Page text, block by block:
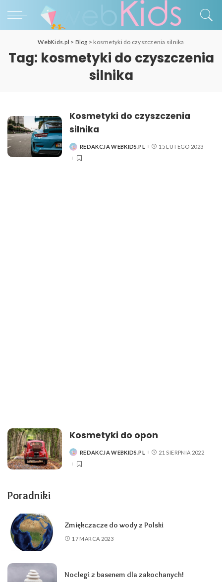
WebKids.pl > Blog > kosmetyki do czyszczenia silnika
Tag: kosmetyki do czyszczenia
silnika
Kosmetyki do czyszczenia
silnika
POSTED
REDAKCJA WEBKIDS.PL 15 LUTEGO 2023
Kosmetyki do opon
POSTED
REDAKCJA WEBKIDS.PL 21 SIERPNIA 2022
Poradniki
Zmiękczacze do wody z Polski
17 MARCA 2023
Noclegi z basenem dla zakochanych!